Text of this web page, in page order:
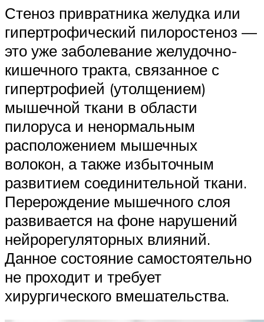
Стеноз привратника желудка или
гипертрофический пилоростеноз —
это уже заболевание желудочно-
кишечного тракта, связанное с
гипертрофией (утолщением)
мышечной ткани в области
пилоруса и ненормальным
расположением мышечных
волокон, а также избыточным
развитием соединительной ткани.
Перерождение мышечного слоя
развивается на фоне нарушений
нейрорегуляторных влияний.
Данное состояние самостоятельно
не проходит и требует
хирургического вмешательства.